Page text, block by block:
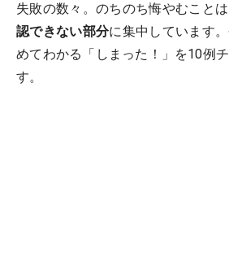
失敗の数々。のちのち悔やむことは
認できない部分に集中しています
めてわかる「しまった！」を10例
す。